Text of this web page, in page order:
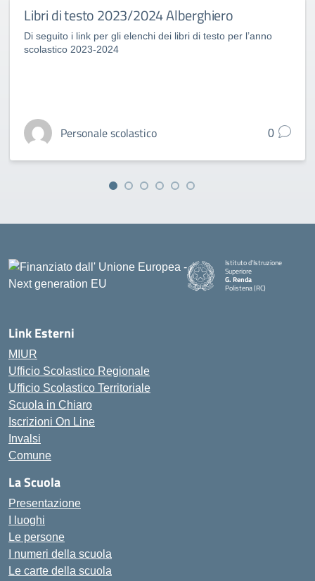
Libri di testo 2023/2024 Alberghiero
Di seguito i link per gli elenchi dei libri di testo per l’anno
scolastico 2023-2024
Personale scolastico 0
Istituto d'Istruzione
Superiore
G. Renda
Polistena (RC)
Link Esterni
MIUR
Ufficio Scolastico Regionale
Ufficio Scolastico Territoriale
Scuola in Chiaro
Iscrizioni On Line
Invalsi
Comune
La Scuola
Presentazione
I luoghi
Le persone
I numeri della scuola
Le carte della scuola